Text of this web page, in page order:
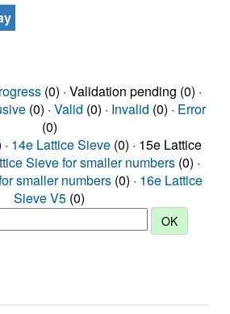
(0) · Validation pending (0) ·
(0) · Valid (0) · Invalid (0) · Error
(0)
14e Lattice Sieve (0) · 15e Lattice
Sieve for smaller numbers (0) ·
smaller numbers (0) · 16e Lattice
Sieve V5 (0)